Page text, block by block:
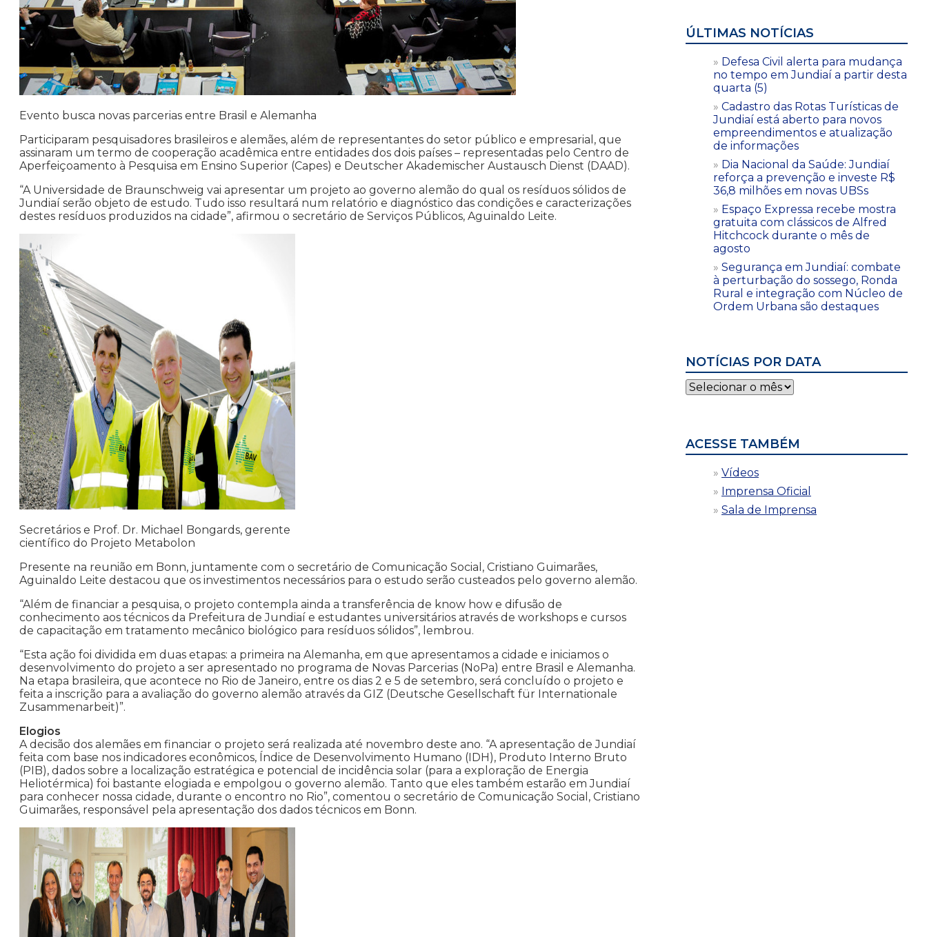
Evento busca novas parcerias entre Brasil e Alemanha
Participaram pesquisadores brasileiros e alemães, além de representantes do setor público e empresarial, que
assinaram um termo de cooperação acadêmica entre entidades dos dois países – representadas pelo Centro de
Aperfeiçoamento à Pesquisa em Ensino Superior (Capes) e Deutscher Akademischer Austausch Dienst (DAAD).
“A Universidade de Braunschweig vai apresentar um projeto ao governo alemão do qual os resíduos sólidos de
Jundiaí serão objeto de estudo. Tudo isso resultará num relatório e diagnóstico das condições e caracterizações
destes resíduos produzidos na cidade”, afirmou o secretário de Serviços Públicos, Aguinaldo Leite.
Secretários e Prof. Dr. Michael Bongards, gerente
científico do Projeto Metabolon
Presente na reunião em Bonn, juntamente com o secretário de Comunicação Social, Cristiano Guimarães,
Aguinaldo Leite destacou que os investimentos necessários para o estudo serão custeados pelo governo alemão.
“Além de financiar a pesquisa, o projeto contempla ainda a transferência de know how e difusão de
conhecimento aos técnicos da Prefeitura de Jundiaí e estudantes universitários através de workshops e cursos
de capacitação em tratamento mecânico biológico para resíduos sólidos”, lembrou.
“Esta ação foi dividida em duas etapas: a primeira na Alemanha, em que apresentamos a cidade e iniciamos o
desenvolvimento do projeto a ser apresentado no programa de Novas Parcerias (NoPa) entre Brasil e Alemanha.
Na etapa brasileira, que acontece no Rio de Janeiro, entre os dias 2 e 5 de setembro, será concluído o projeto e
feita a inscrição para a avaliação do governo alemão através da GIZ (Deutsche Gesellschaft für Internationale
Zusammenarbeit)”.
Elogios
A decisão dos alemães em financiar o projeto será realizada até novembro deste ano. “A apresentação de Jundiaí
feita com base nos indicadores econômicos, Índice de Desenvolvimento Humano (IDH), Produto Interno Bruto
(PIB), dados sobre a localização estratégica e potencial de incidência solar (para a exploração de Energia
Heliotérmica) foi bastante elogiada e empolgou o governo alemão. Tanto que eles também estarão em Jundiaí
para conhecer nossa cidade, durante o encontro no Rio”, comentou o secretário de Comunicação Social, Cristiano
Guimarães, responsável pela apresentação dos dados técnicos em Bonn.
ÚLTIMAS NOTÍCIAS
Defesa Civil alerta para mudança
no tempo em Jundiaí a partir desta
quarta (5)
Cadastro das Rotas Turísticas de
Jundiaí está aberto para novos
empreendimentos e atualização
de informações
Dia Nacional da Saúde: Jundiaí
reforça a prevenção e investe R$
36,8 milhões em novas UBSs
Espaço Expressa recebe mostra
gratuita com clássicos de Alfred
Hitchcock durante o mês de
agosto
Segurança em Jundiaí: combate
à perturbação do sossego, Ronda
Rural e integração com Núcleo de
Ordem Urbana são destaques
NOTÍCIAS POR DATA
Notícias
por
ACESSE TAMBÉM
Vídeos
Imprensa Oficial
Sala de Imprensa